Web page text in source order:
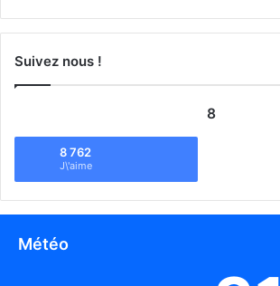
Suivez nous !
8
8 762
J\'aime
Météo